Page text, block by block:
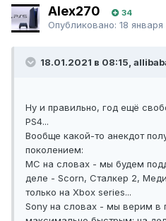
Alex270 34
Опубликовано: 18 января
18.01.2021 в 08:15,
Ну и правильно, год ещё
PS4...
Вообще какой-то анекдот
поколением:
МС на словах - мы будем
деле - Scorn, Сталкер 2,
только на Xbox series...
Sony на словах - мы верим в